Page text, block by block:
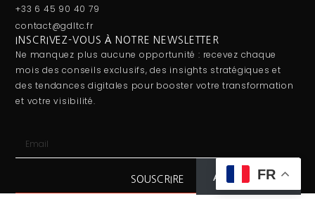
+33 6 45 90 40 79
contact@gdltc.fr
INSCRIVEZ-VOUS À NOTRE NEWSLETTER
Ne manquez plus aucune opportunité : recevez chaque
mois des conseils exclusifs, des insights stratégiques et
des tendances digitales pour booster votre transformation
et votre visibilité.
SOUSCRIRE FR
Abonnez-vous